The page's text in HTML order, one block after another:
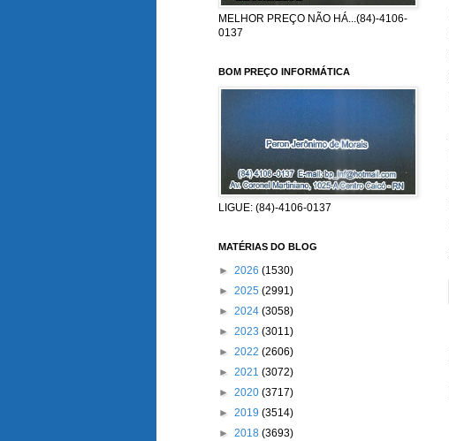
MELHOR PREÇO NÃO HÁ...(84)-4106-
0137
BOM PREÇO INFORMÁTICA
LIGUE: (84)-4106-0137
MATÉRIAS DO BLOG
► 2026 (1530)
► 2025 (2991)
► 2024 (3058)
► 2023 (3011)
► 2022 (2606)
► 2021 (3072)
► 2020 (3717)
► 2019 (3514)
► 2018 (3693)